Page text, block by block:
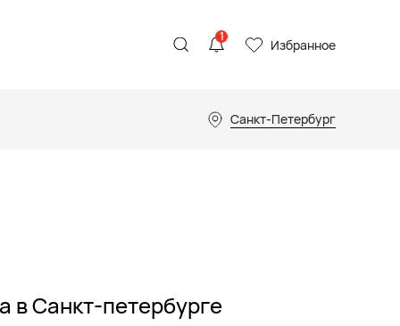
1 Избранное
Санкт-Петербург
в Санкт-петербурге